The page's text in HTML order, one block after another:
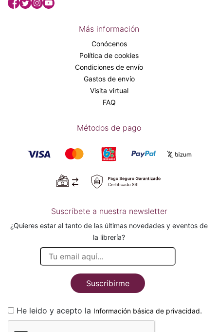
Más información
Conócenos
Política de cookies
Condiciones de envío
Gastos de envío
Visita virtual
FAQ
Métodos de pago
Suscríbete a nuestra newsletter
¿Quieres estar al tanto de las últimas novedades y eventos de
la librería?
Suscribirme
He leido y acepto la Información básica de privacidad.